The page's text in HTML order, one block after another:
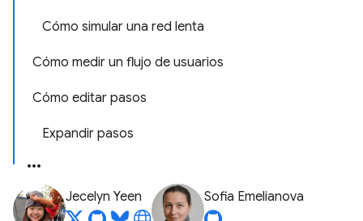
Cómo simular una red lenta
Cómo medir un flujo de usuarios
Cómo editar pasos
Expandir pasos
Jecelyn Yeen Sofia Emelianova